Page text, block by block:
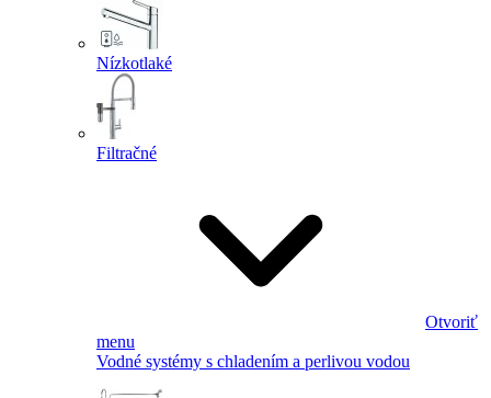
Nízkotlaké
Filtračné
Otvoriť
menu
Vodné systémy s chladením a perlivou vodou